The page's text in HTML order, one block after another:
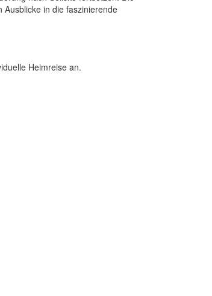
in die faszinierende
Heimreise an.